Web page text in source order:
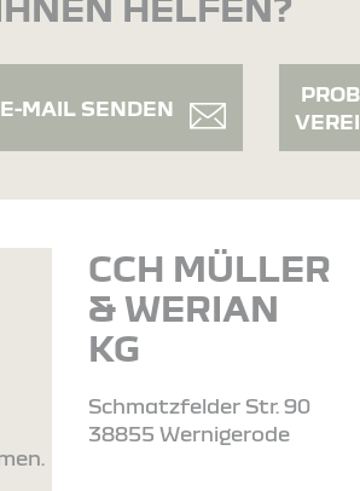
E-MAIL SENDEN
CCH MÜLLER
& WERIAN
KG
Schmatzfelder Str. 90
38855 Wernigerode